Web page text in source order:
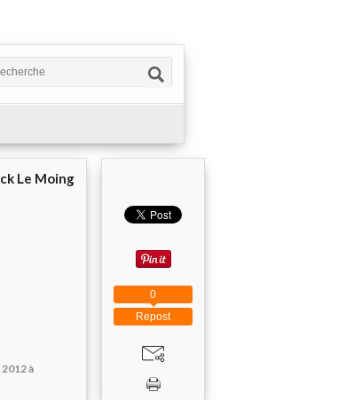
Le Moing
à
Repost
0